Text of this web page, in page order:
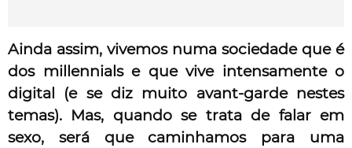
Ainda assim, vivemos numa sociedade que é
dos millennials e que vive intensamente o
digital (e se diz muito avant-garde nestes
temas). Mas, quando se trata de falar em
sexo, será que caminhamos para uma